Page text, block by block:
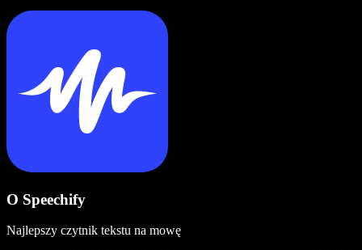
O Speechify
Najlepszy czytnik tekstu na mowę